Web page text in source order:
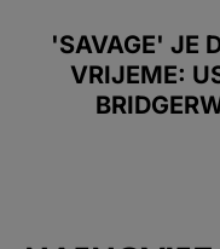
'SAVAGE' JE
VRIJEME: